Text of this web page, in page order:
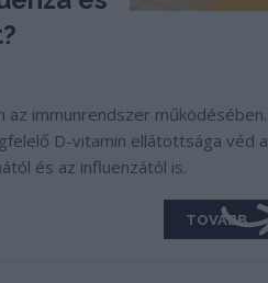
immunrendszer működésében.
D-vitamin ellátottsága véd a
és az influenzától is.
TOVÁBB